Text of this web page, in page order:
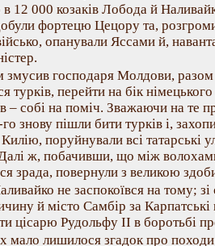
12 000 козаків Лобода й
фортецю Цецору та,
опанували Яссами й,
змусив господаря Молдови,
турків, перейти на бік
– собі на поміч. Зважаючи на те
знову пішли бити турків і,
поруйнували всі татарські
ж, побачивши, що між
зрада, повернули з великою
не заспокоївся на тому;
й місто Самбір за
цісарю Рудольфу II в боротьбі
мало лишилося згадок про походи